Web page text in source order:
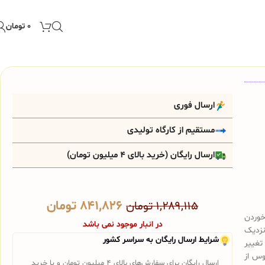
۰ تومان
از
ارسال فوری
مستقیم از کارگاه تولیدی
ارسال رایگان (خرید بالای 4 میلیون تومان)
۱,۲۸۹,۱۱۵تومان ۸۴۱,۸۲۶ تومان
در انبار موجود نمی باشد
شرایط ارسال رایگان به سراسر کشور